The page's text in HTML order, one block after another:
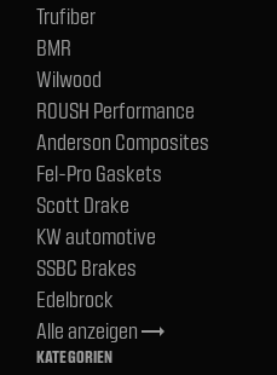
Trufiber
BMR
Wilwood
ROUSH Performance
Anderson Composites
Fel-Pro Gaskets
Scott Drake
KW automotive
SSBC Brakes
Edelbrock
Alle anzeigentrending_flat
KATEGORIEN